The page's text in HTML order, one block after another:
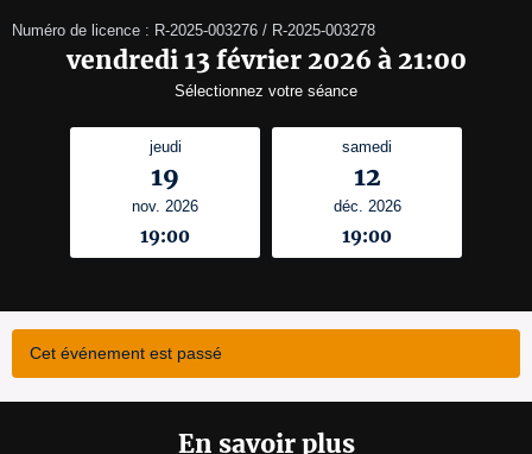
Numéro de licence : R-2025-003276 / R-2025-003278
vendredi 13 février 2026 à 21:00
Sélectionnez votre séance
jeudi
19
nov. 2026
19:00
samedi
12
déc. 2026
19:00
Cet événement est passé
En savoir plus